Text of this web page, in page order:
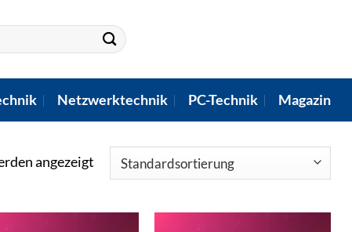
Netzwerktechnik PC-Technik Magazin
angezeigt